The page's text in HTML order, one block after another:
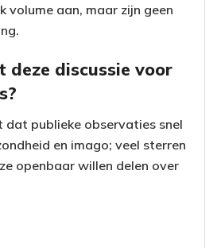
volume aan, maar zijn geen
discussie voor
dat publieke observaties snel
en imago; veel sterren
openbaar willen delen over